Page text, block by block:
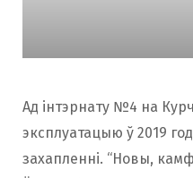
Ад інтэрнату №4 на
эксплуатацыю ў 2019
захапленні. “Новы,